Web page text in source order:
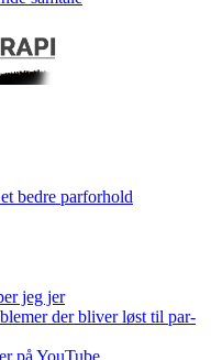
bedre parforhold
jeg jer
der bliver løst til par-
på YouTube